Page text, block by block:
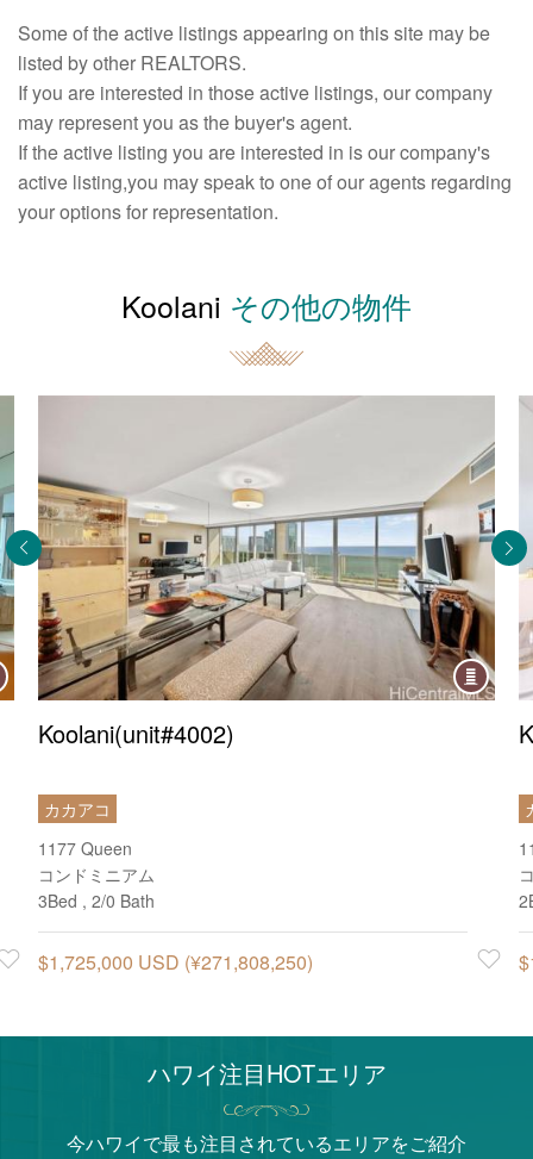
Some of the active listings appearing on this site may be
listed by other REALTORS.
If you are interested in those active listings, our company
may represent you as the buyer's agent.
If the active listing you are interested in is our company's
active listing,you may speak to one of our agents regarding
your options for representation.
Koolani その他の物件
Condo
Koolani(unit#4002)
カカアコ
1177 Queen
コンドミニアム
3Bed , 2/0 Bath
$1,725,000 USD (¥271,808,250) Favorite
ハワイ注目HOTエリア
今ハワイで最も注目されているエリアをご紹介